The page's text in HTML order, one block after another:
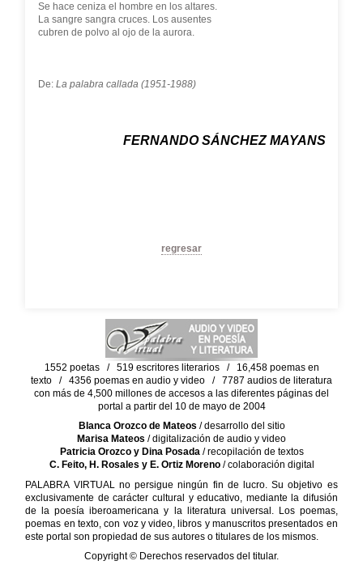
Se hace ceniza el hombre en los altares.
La sangre sangra cruces. Los ausentes
cubren de polvo al ojo de la aurora.
De:La palabra callada (1951-1988)
FERNANDO SÁNCHEZ MAYANS
regresar
1552 poetas / 519 escritores literarios / 16,458 poemas en
texto / 4356 poemas en audio y video / 7787 audios de literatura
con más de 4,500 millones de accesos a las diferentes páginas del
portal a partir del 10 de mayo de 2004
Blanca Orozco de Mateos / desarrollo del sitio
Marisa Mateos / digitalización de audio y video
Patricia Orozco y Dina Posada/ recopilación de textos
C. Feito, H. Rosales y E. Ortiz Moreno/ colaboración digital
PALABRA VIRTUAL no persigue ningún fin de lucro. Su objetivo es
exclusivamente de carácter cultural y educativo, mediante la difusión
de la poesía iberoamericana y la literatura universal. Los poemas,
poemas en texto, con voz y video, libros y manuscritos presentados en
este portal son propiedad de sus autores o titulares de los mismos.
Copyright © Derechos reservados del titular.